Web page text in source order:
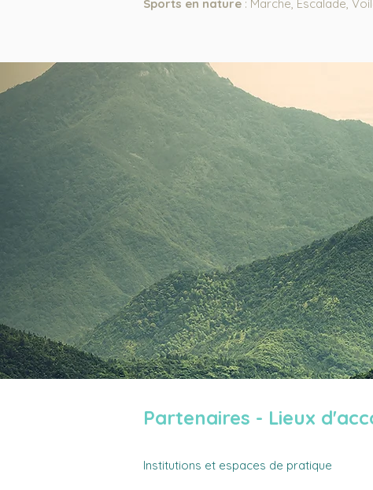
Sports en nature : Marche, Escalade,
Partenaires - Lieux
Institutions et espaces de pratique